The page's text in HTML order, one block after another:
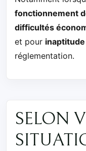
fonctionnement
difficultés
et pour inaptitude
réglementation.
SELON